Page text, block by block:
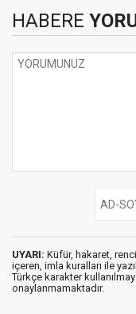
HABERE
UYARI: Küfür, hakaret,
içeren, imla kuralları ile
Türkçe karakter
onaylanmamaktadır.